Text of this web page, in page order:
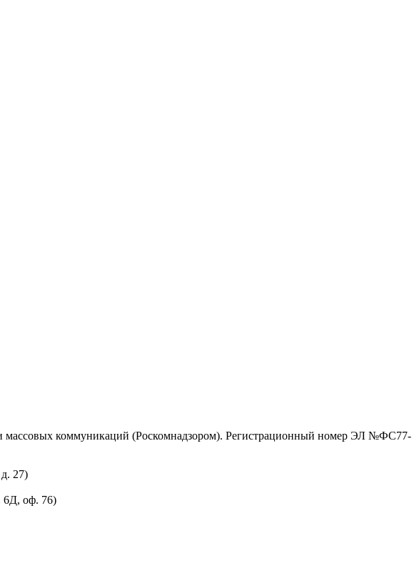
массовых коммуникаций (Роскомнадзором). Регистрационный номер ЭЛ №ФС77-
27)
6Д, оф. 76)